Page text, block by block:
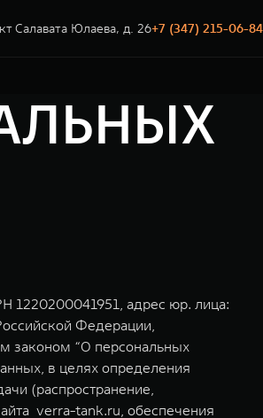
Салавата Юлаева, д. 26+7 (347) 215-06-84
1220200041951, адрес юр. лица:
Федерации,
законом “О персональных
в целях определения
(распространение,
verra-tank.ru, обеспечения